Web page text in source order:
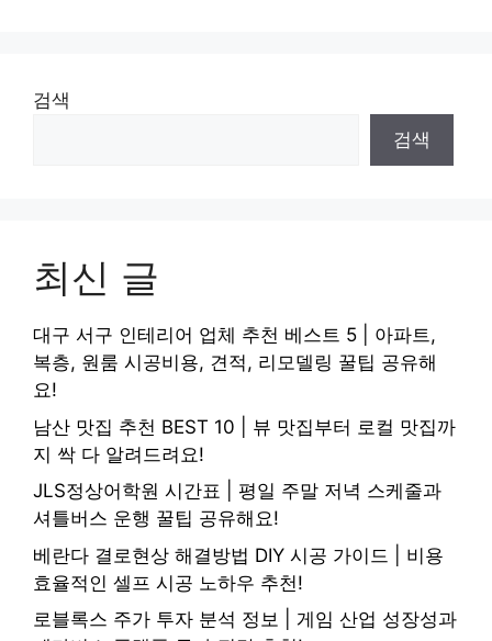
검색
검색
최신 글
대구 서구 인테리어 업체 추천 베스트 5 | 아파트,
복층, 원룸 시공비용, 견적, 리모델링 꿀팁 공유해
요!
남산 맛집 추천 BEST 10 | 뷰 맛집부터 로컬 맛집까
지 싹 다 알려드려요!
JLS정상어학원 시간표 | 평일 주말 저녁 스케줄과
셔틀버스 운행 꿀팁 공유해요!
베란다 결로현상 해결방법 DIY 시공 가이드 | 비용
효율적인 셀프 시공 노하우 추천!
로블록스 주가 투자 분석 정보 | 게임 산업 성장성과